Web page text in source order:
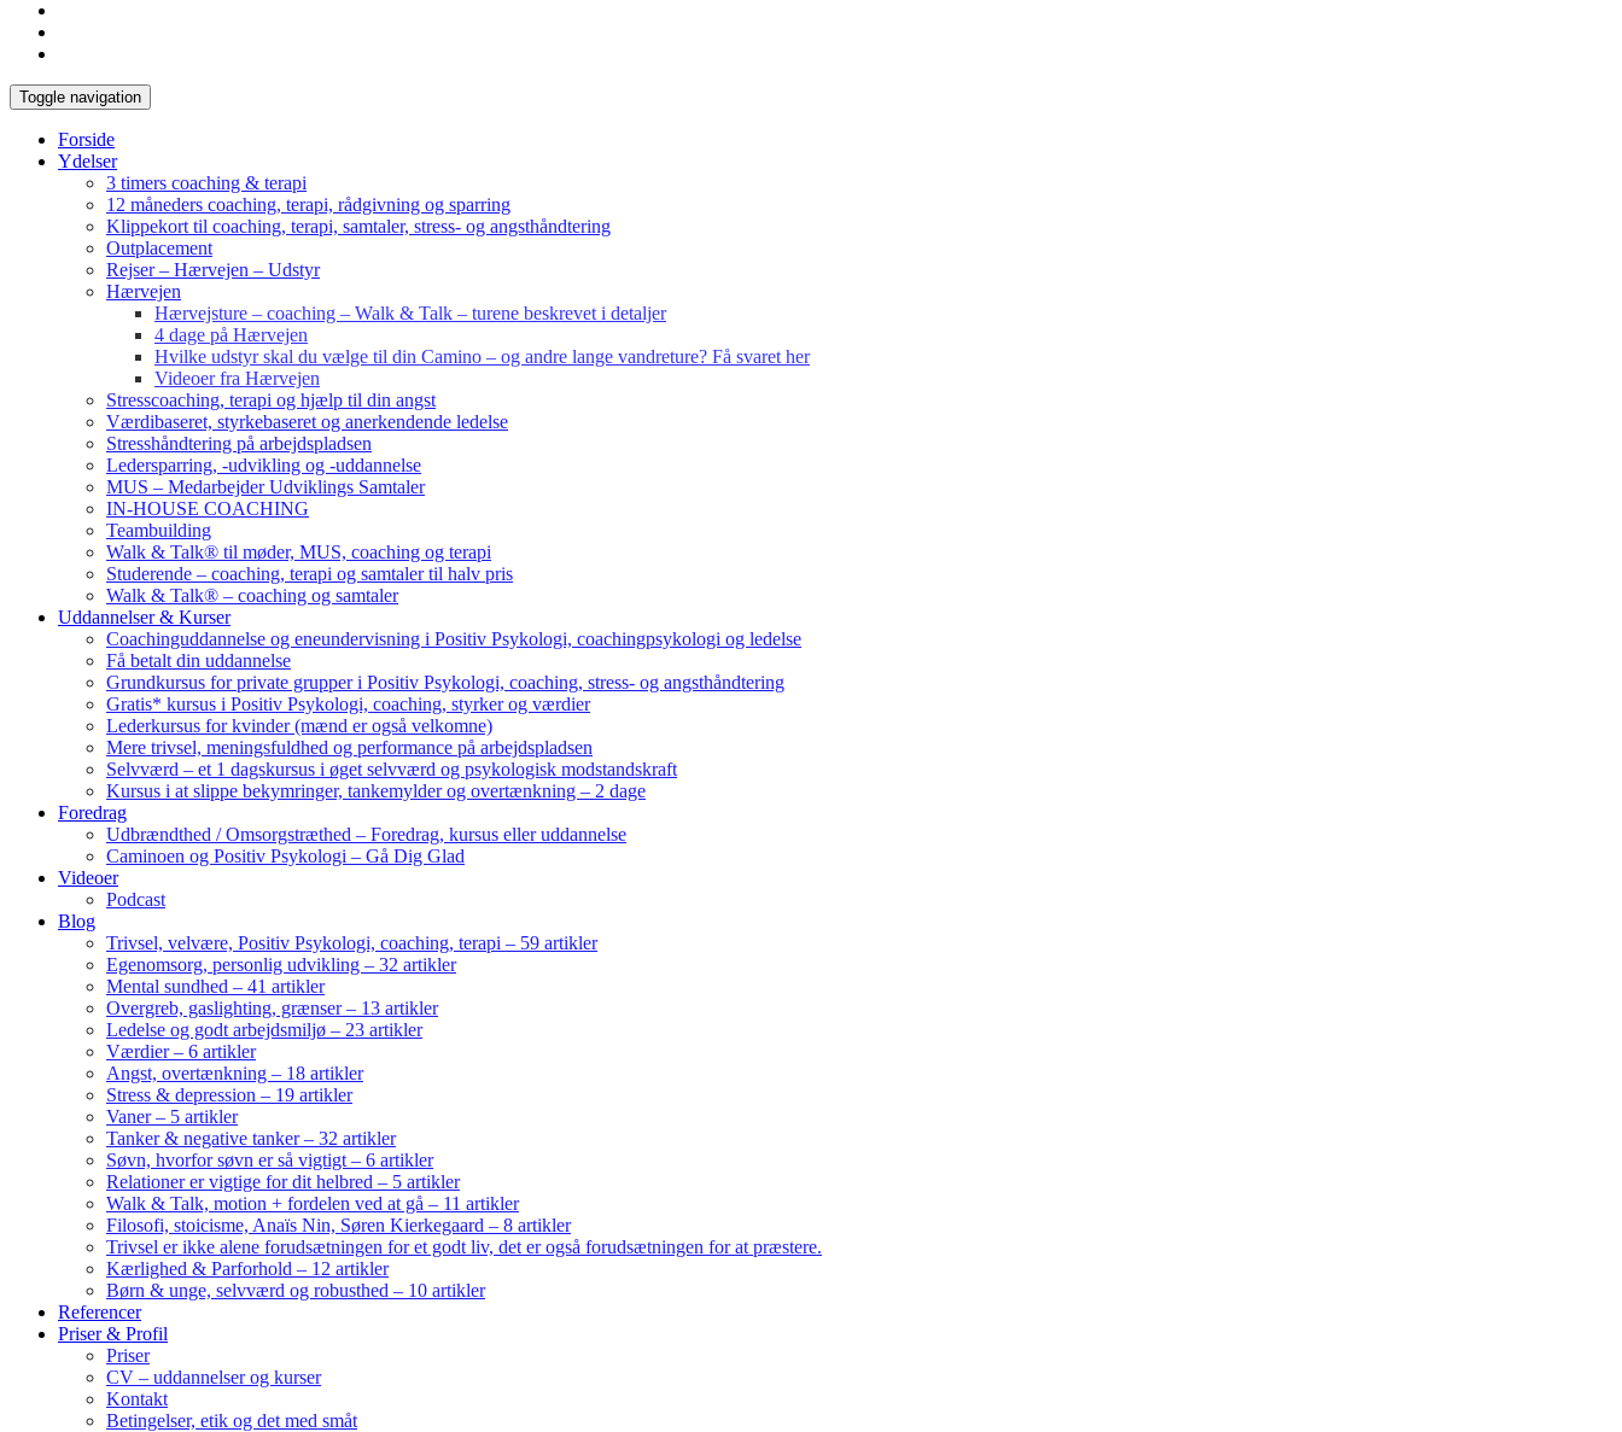
Toggle navigation
Forside
Ydelser
3 timers coaching & terapi
12 måneders coaching, terapi, rådgivning og sparring
Klippekort til coaching, terapi, samtaler, stress- og angsthåndtering
Outplacement
Rejser – Hærvejen – Udstyr
Hærvejen
Hærvejsture – coaching – Walk & Talk – turene beskrevet i detaljer
4 dage på Hærvejen
Hvilke udstyr skal du vælge til din Camino – og andre lange vandreture? Få svaret her
Videoer fra Hærvejen
Stresscoaching, terapi og hjælp til din angst
Værdibaseret, styrkebaseret og anerkendende ledelse
Stresshåndtering på arbejdspladsen
Ledersparring, -udvikling og -uddannelse
MUS – Medarbejder Udviklings Samtaler
IN-HOUSE COACHING
Teambuilding
Walk & Talk® til møder, MUS, coaching og terapi
Studerende – coaching, terapi og samtaler til halv pris
Walk & Talk® – coaching og samtaler
Uddannelser & Kurser
Coachinguddannelse og eneundervisning i Positiv Psykologi, coachingpsykologi og ledelse
Få betalt din uddannelse
Grundkursus for private grupper i Positiv Psykologi, coaching, stress- og angsthåndtering
Gratis* kursus i Positiv Psykologi, coaching, styrker og værdier
Lederkursus for kvinder (mænd er også velkomne)
Mere trivsel, meningsfuldhed og performance på arbejdspladsen
Selvværd – et 1 dagskursus i øget selvværd og psykologisk modstandskraft
Kursus i at slippe bekymringer, tankemylder og overtænkning – 2 dage
Foredrag
Udbrændthed / Omsorgstræthed – Foredrag, kursus eller uddannelse
Caminoen og Positiv Psykologi – Gå Dig Glad
Videoer
Podcast
Blog
Trivsel, velvære, Positiv Psykologi, coaching, terapi – 59 artikler
Egenomsorg, personlig udvikling – 32 artikler
Mental sundhed – 41 artikler
Overgreb, gaslighting, grænser – 13 artikler
Ledelse og godt arbejdsmiljø – 23 artikler
Værdier – 6 artikler
Angst, overtænkning – 18 artikler
Stress & depression – 19 artikler
Vaner – 5 artikler
Tanker & negative tanker – 32 artikler
Søvn, hvorfor søvn er så vigtigt – 6 artikler
Relationer er vigtige for dit helbred – 5 artikler
Walk & Talk, motion + fordelen ved at gå – 11 artikler
Filosofi, stoicisme, Anaïs Nin, Søren Kierkegaard – 8 artikler
Trivsel er ikke alene forudsætningen for et godt liv, det er også forudsætningen for at præstere.
Kærlighed & Parforhold – 12 artikler
Børn & unge, selvværd og robusthed – 10 artikler
Referencer
Priser & Profil
Priser
CV – uddannelser og kurser
Kontakt
Betingelser, etik og det med småt